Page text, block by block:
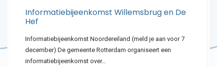
Informatiebijeenkomst Willemsbrug en De
Hef
Informatiebijeenkomst Noordereiland (meld je aan voor 7
december) De gemeente Rotterdam organiseert een
informatiebijeenkomst over…